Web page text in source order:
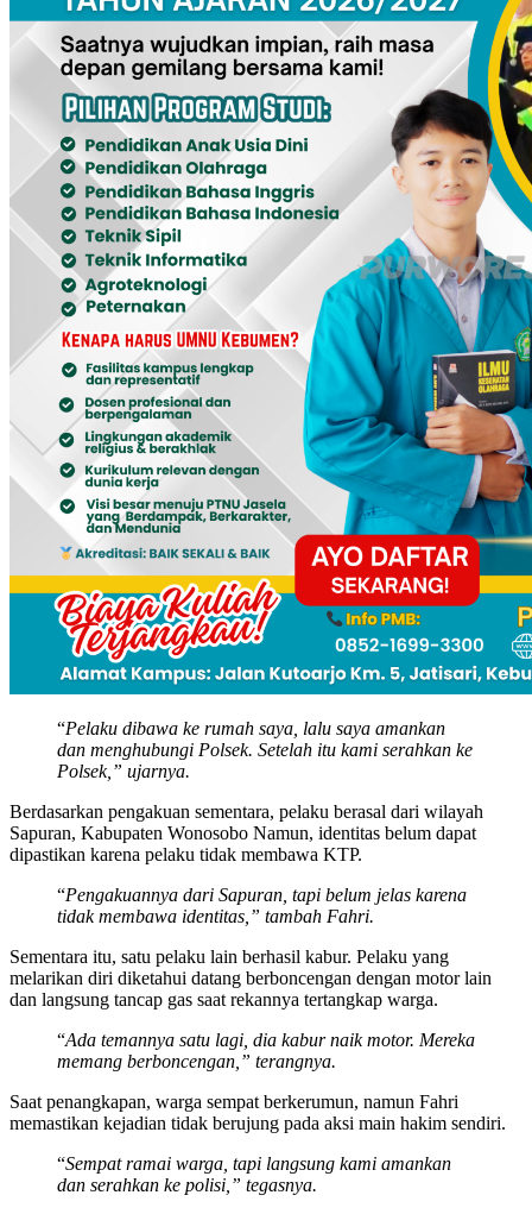
“Pelaku dibawa ke rumah saya, lalu saya amankan
dan menghubungi Polsek. Setelah itu kami serahkan ke
Polsek,” ujarnya.
Berdasarkan pengakuan sementara, pelaku berasal dari wilayah
Sapuran, Kabupaten Wonosobo Namun, identitas belum dapat
dipastikan karena pelaku tidak membawa KTP.
“Pengakuannya dari Sapuran, tapi belum jelas karena
tidak membawa identitas,” tambah Fahri.
Sementara itu, satu pelaku lain berhasil kabur. Pelaku yang
melarikan diri diketahui datang berboncengan dengan motor lain
dan langsung tancap gas saat rekannya tertangkap warga.
“Ada temannya satu lagi, dia kabur naik motor. Mereka
memang berboncengan,” terangnya.
Saat penangkapan, warga sempat berkerumun, namun Fahri
memastikan kejadian tidak berujung pada aksi main hakim sendiri.
“Sempat ramai warga, tapi langsung kami amankan
dan serahkan ke polisi,” tegasnya.